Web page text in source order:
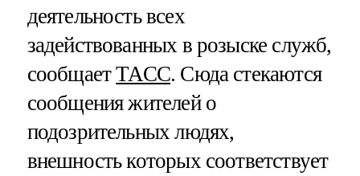
деятельность всех
задействованных в розыске служб,
сообщаетТАСС. Сюда стекаются
сообщения жителей о
подозрительных людях,
внешность которых соответствует